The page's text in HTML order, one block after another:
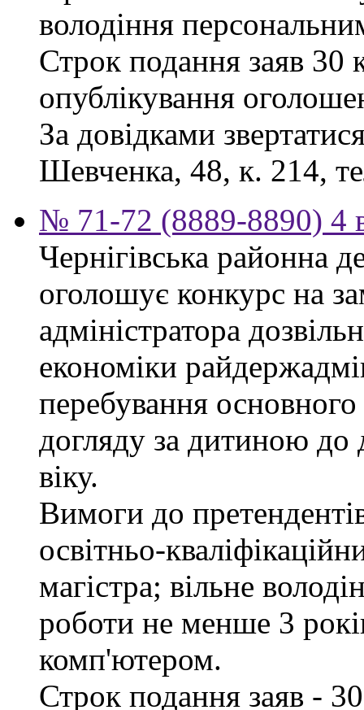
володіння
Строк подання заяв 30
опублікування
За довідками
Шевченка, 48, к. 214,
№ 71-72 (8889-8890) 4
Чернігівська районна
оголошує конкурс на
адміністратора
економіки
перебування
догляду за дитиною до
віку.
Вимоги до
освітньо-
магістра; вільне
роботи не менше 3
комп'ютером.
Строк подання заяв -